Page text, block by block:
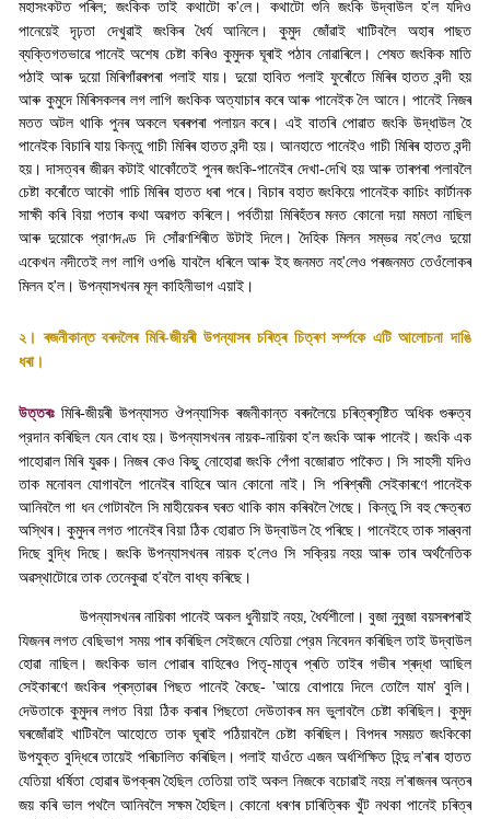
মহাসংকটত পৰিল; জংকিক তাই কথাটো ক'লে। কথাটো শুনি জংকি উদ্বাউল হ'ল যদিও
পানেয়েই দৃঢ়তা দেখুৱাই জংকিৰ ধৈৰ্য আনিলে। কুমুদ জোঁৱাই খাটিবলৈ অহাৰ পাছত
ব্যক্তিগতভাৱে পানেই অশেষ চেষ্টা কৰিও কুমুদক ঘূৰাই পঠাব নোৱাৰিলে। শেষত জংকিক মাতি
পঠাই আৰু দুয়ো মিৰিগাঁৱৰপৰা পলাই যায়। দুয়ো হাবিত পলাই ফুৰোঁতে মিৰিৰ হাতত বন্দী হয়
আৰু কুমুদে মিৰিসকলৰ লগ লাগি জংকিক অত্যাচাৰ কৰে আৰু পানেইক লৈ আনে। পানেই নিজৰ
মতত অটল থাকি পুনৰ অকলে ঘৰৰপৰা পলায়ন কৰে। এই বাতৰি পোৱাত জংকি উদ্ধাউল হৈ
পানেইক বিচাৰি যায় কিন্তু গাচী মিৰিৰ হাতত বন্দী হয়। আনহাতে পানেইও গাচী মিৰিৰ হাতত বন্দী
হয়। দাসত্বৰ জীৱন কটাই থাকোঁতেই পুনৰ জংকি-পানেইৰ দেখা-দেখি হয় আৰু তাৰপৰা পলাবলৈ
চেষ্টা কৰোঁতে আকৌ গাচি মিৰিৰ হাতত ধৰা পৰে। বিচাৰ বহাত জংকিয়ে পানেইক কাচিং কার্টানক
সাক্ষী কৰি বিয়া পতাৰ কথা অৱগত কৰিলে। পৰ্বতীয়া মিৰিহঁতৰ মনত কোনো দয়া মমতা নাছিল
আৰু দুয়োকে প্রাণদণ্ড দি সোঁৱণশিৰীত উটাই দিলে। দৈহিক মিলন সম্ভৱ নহ'লেও দুয়ো
একেখন নদীতেই লগ লাগি ওপঙি যাবলৈ ধৰিলে আৰু ইহ জনমত নহ'লেও পৰজনমত তেওঁলোকৰ
মিলন হ'ল। উপন্যাসখনৰ মূল কাহিনীভাগ এয়াই ।
২। ৰজনীকান্ত বৰদলৈৰ মিৰি-জীয়ৰী উপন্যাসৰ চৰিত্ৰ চিত্ৰণ সর্ম্পকে এটি আলোচনা দাঙি
ধৰা।
উত্তৰঃ মিৰি-জীয়ৰী উপন্যাসত ঔপন্যাসিক ৰজনীকান্ত বৰদলৈয়ে চৰিত্ৰসৃষ্টিত অধিক গুৰুত্ব
প্রদান কৰিছিল যেন বোধ হয়। উপন্যাসখনৰ নায়ক-নায়িকা হ'ল জংকি আৰু পানেই। জংকি এক
পাহোৱাল মিৰি যুৱক। নিজৰ কেও কিছু নোহোৱা জংকি পেঁপা বজোৱাত পাকৈত। সি সাহসী যদিও
তাক মনোবল যোগাবলৈ পানেইৰ বাহিৰে আন কোনো নাই। সি পৰিশ্ৰমী সেইকাৰণে পানেইক
আনিবলৈ গা ধন গোটাবলৈ সি মাহীয়েকৰ ঘৰত থাকি কাম কৰিবলৈ গৈছে। কিন্তু সি বহু ক্ষেত্ৰত
অস্থিৰ। কুমুদৰ লগত পানেইৰ বিয়া ঠিক হোৱাত সি উদ্বাউল হৈ পৰিছে। পানেইহে তাক সান্ত্বনা
দিছে বুদ্ধি দিছে। জংকি উপন্যাসখনৰ নায়ক হ'লেও সি সক্রিয় নহয় আৰু তাৰ অৰ্থনৈতিক
অৱস্থাটোৱে তাক তেনেকুৱা হ'বলৈ বাধ্য কৰিছে ।
উপন্যাসখনৰ নায়িকা পানেই অকল ধুনীয়াই নহয়,ধৈর্যশীলো। বুজা নুবুজা বয়সৰপৰাই
যিজনৰ লগত বেছিভাগ সময় পাৰ কৰিছিল সেইজনে যেতিয়া প্রেম নিবেদন কৰিছিল তাই উদ্বাউল
হোৱা নাছিল। জংকিক ভাল পোৱাৰ বাহিৰেও পিতৃ-মাতৃৰ প্ৰতি তাইৰ গভীৰ শ্ৰদ্ধা আছিল
সেইকাৰণে জংকিৰ প্ৰস্তাৱৰ পিছত পানেই কৈছে-'আয়ে বোপায়ে দিলে তোলৈ যাম'বুলি।
দেউতাকে কুমুদৰ লগত বিয়া ঠিক কৰাৰ পিছতো দেউতাকৰ মন ভুলাবলৈ চেষ্টা কৰিছিল। কুমুদ
ঘৰজোঁৱাই খাটিবলৈ আহোতে তাক ঘূৰাই পঠিয়াবলৈ চেষ্টা কৰিছিল। বিপদৰ সময়ত জংকিকো
উপযুক্ত বুদ্ধিৰে তায়েই পৰিচালিত কৰিছিল। পলাই যাওঁতে এজন অর্ধশিক্ষিত হিন্দু ল'ৰাৰ হাতত
যেতিয়া ধর্ষিতা হোৱাৰ উপক্ৰম হৈছিল তেতিয়া তাই অকল নিজকে বচোৱাই নহয় ল'ৰাজনৰ অন্তৰ
জয় কৰি ভাল পথলৈ আনিবলৈ সক্ষম হৈছিল। কোনো ধৰণৰ চাৰিত্ৰিক খুঁট নথকা পানেই চৰিত্ৰ